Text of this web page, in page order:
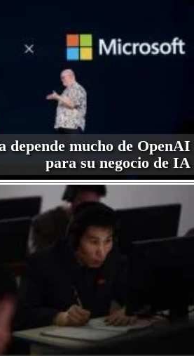
depende mucho de OpenAI
para su negocio de IA